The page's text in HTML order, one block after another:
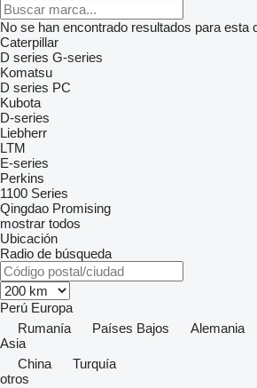
No se han encontrado resultados para esta
Caterpillar
D series G-series
Komatsu
D series PC
Kubota
D-series
Liebherr
LTM
E-series
Perkins
1100 Series
Qingdao Promising
mostrar todos
Ubicación
Radio de búsqueda
Perú Europa
Rumanía
Países Bajos Alemania
Asia
China
Turquía
otros